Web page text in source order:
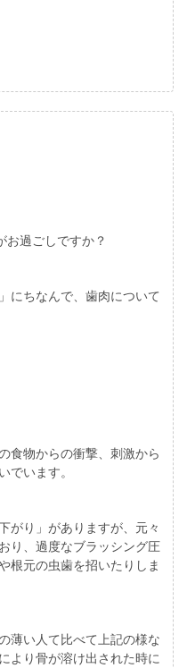
お過ごしですか？
にちなんで、歯肉について
食物からの衝撃、刺激から
でいます。
がり」がありますが、元々
り、過度なブラッシング圧
根元の虫歯を招いたりしま
薄い人て比べて上記の様な
より骨が溶け出された時に